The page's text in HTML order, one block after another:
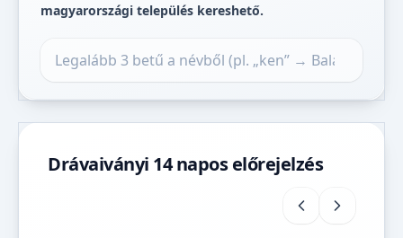
magyarországi település kereshető.
Drávaiványi 14 napos előrejelzés